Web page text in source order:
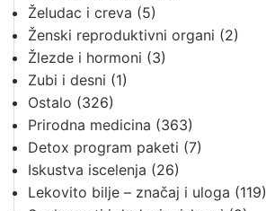
Želudac i creva (5)
Ženski reproduktivni organi (2)
Žlezde i hormoni (3)
Zubi i desni (1)
Ostalo (326)
Prirodna medicina (363)
Detox program paketi (7)
Iskustva iscelenja (26)
Lekovito bilje – značaj i uloga (119)